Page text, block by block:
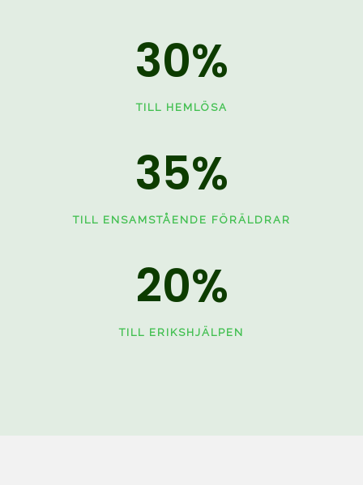
30%
TILL HEMLÖSA
35%
TILL ENSAMSTÅENDE FÖRÄLDRAR
20%
TILL ERIKSHJÄLPEN